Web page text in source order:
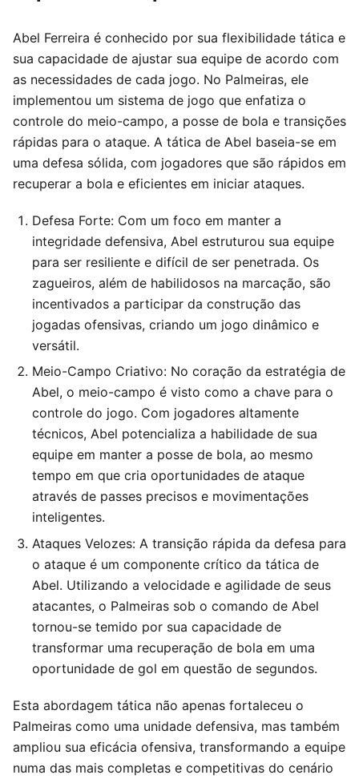
Abel Ferreira é conhecido por sua flexibilidade tática e
sua capacidade de ajustar sua equipe de acordo com
as necessidades de cada jogo. No Palmeiras, ele
implementou um sistema de jogo que enfatiza o
controle do meio-campo, a posse de bola e transições
rápidas para o ataque. A tática de Abel baseia-se em
uma defesa sólida, com jogadores que são rápidos em
recuperar a bola e eficientes em iniciar ataques.
Defesa Forte: Com um foco em manter a
integridade defensiva, Abel estruturou sua equipe
para ser resiliente e difícil de ser penetrada. Os
zagueiros, além de habilidosos na marcação, são
incentivados a participar da construção das
jogadas ofensivas, criando um jogo dinâmico e
versátil.
Meio-Campo Criativo: No coração da estratégia de
Abel, o meio-campo é visto como a chave para o
controle do jogo. Com jogadores altamente
técnicos, Abel potencializa a habilidade de sua
equipe em manter a posse de bola, ao mesmo
tempo em que cria oportunidades de ataque
através de passes precisos e movimentações
inteligentes.
Ataques Velozes: A transição rápida da defesa para
o ataque é um componente crítico da tática de
Abel. Utilizando a velocidade e agilidade de seus
atacantes, o Palmeiras sob o comando de Abel
tornou-se temido por sua capacidade de
transformar uma recuperação de bola em uma
oportunidade de gol em questão de segundos.
Esta abordagem tática não apenas fortaleceu o
Palmeiras como uma unidade defensiva, mas também
ampliou sua eficácia ofensiva, transformando a equipe
numa das mais completas e competitivas do cenário